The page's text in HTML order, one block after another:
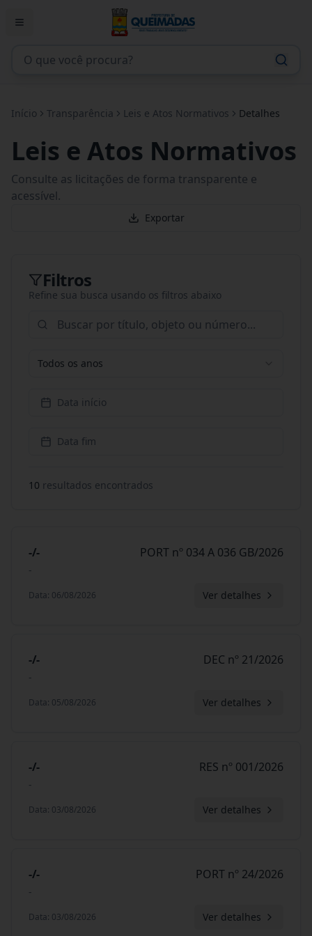
Início Transparência Leis e Atos Normativos Detalhes
Leis e Atos Normativos
Consulte as licitações de forma transparente e
acessível.
Exportar
Filtros
Refine sua busca usando os filtros abaixo
Todos os anos
Data início
Data fim
10 resultados encontrados
-/-
-
PORT nº 034 A 036 GB/2026
Data: 06/08/2026 Ver detalhes
-/-
-
DEC nº 21/2026
Data: 05/08/2026 Ver detalhes
-/-
-
RES nº 001/2026
Data: 03/08/2026 Ver detalhes
-/-
-
PORT nº 24/2026
Data: 03/08/2026 Ver detalhes